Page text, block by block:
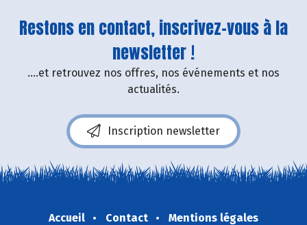
Restons en contact, inscrivez-vous à la
newsletter !
....et retrouvez nos offres, nos événements et nos
actualités.
Inscription newsletter
Accueil Contact
Mentions légales